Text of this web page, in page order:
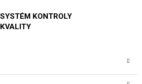
SYSTÉM KONTROLY
KVALITY